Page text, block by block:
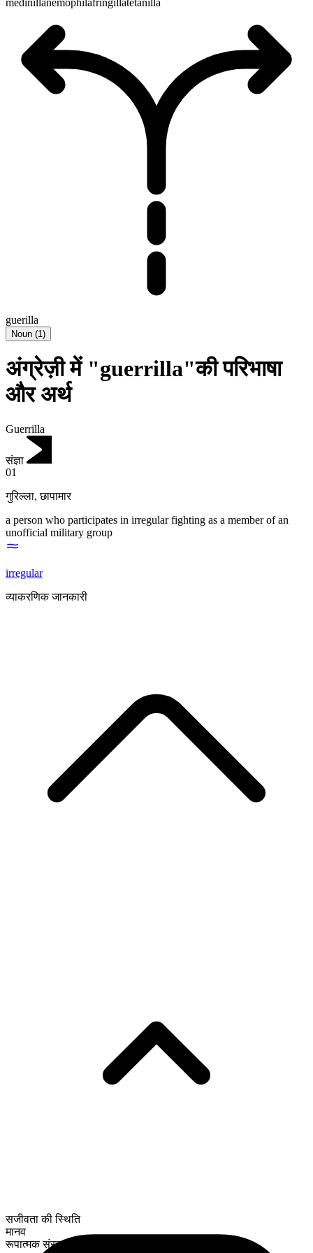
guerilla
Noun (1)
अंग्रेज़ी में "guerrilla"की परिभाषा
और अर्थ
Guerrilla
संज्ञा
01
गुरिल्ला,छापामार
a person who participates in irregular fighting as a member of an
unofficial military group
irregular
व्याकरणिक जानकारी
सजीवता की स्थिति
मानव
रूपात्मक संरचना